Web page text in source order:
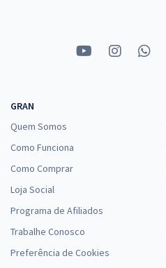
GRAN
Quem Somos
Como Funciona
Como Comprar
Loja Social
Programa de Afiliados
Trabalhe Conosco
Preferência de Cookies